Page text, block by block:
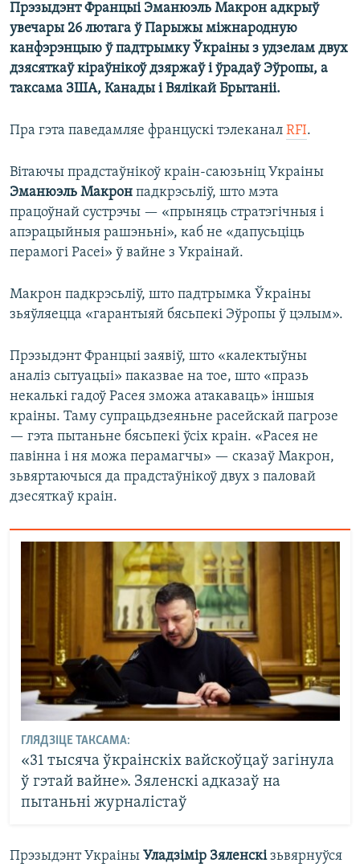
Прэзыдэнт Францыі Эманюэль Макрон адкрыў
увечары 26 лютага ў Парыжы міжнародную
канфэрэнцыю ў падтрымку Ўкраіны з удзелам двух
дзясяткаў кіраўнікоў дзяржаў і ўрадаў Эўропы, а
таксама ЗША, Канады і Вялікай Брытаніі.
Пра гэта паведамляе францускі тэлеканал RFI.
Вітаючы прадстаўнікоў краін-саюзьніц Украіны
Эманюэль Макрон падкрэсьліў, што мэта
працоўнай сустрэчы — «прыняць стратэгічныя і
апэрацыйныя рашэньні», каб не «дапусьціць
перамогі Расеі» ў вайне з Украінай.
Макрон падкрэсьліў, што падтрымка Ўкраіны
зьяўляецца «гарантыяй бясьпекі Эўропы ў цэлым».
Прэзыдэнт Францыі заявіў, што «калектыўны
аналіз сытуацыі» паказвае на тое, што «празь
некалькі гадоў Расея зможа атакаваць» іншыя
краіны. Таму супрацьдзеяньне расейскай пагрозе
— гэта пытаньне бясьпекі ўсіх краін. «Расея не
павінна і ня можа перамагчы» — сказаў Макрон,
зьвяртаючыся да прадстаўнікоў двух з паловай
дзесяткаў краін.
ГЛЯДЗІЦЕ ТАКСАМА:
«31 тысяча ўкраінскіх вайскоўцаў загінула
ў гэтай вайне». Зяленскі адказаў на
пытаньні журналістаў
Прэзыдэнт Украіны Уладзімір Зяленскізьвярнуўся